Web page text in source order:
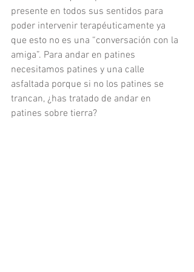
presente en todos sus sentidos para
poder intervenir terapéuticamente ya
que esto no es una “conversación con la
amiga”. Para andar en patines
necesitamos patines y una calle
asfaltada porque si no los patines se
trancan, ¿has tratado de andar en
patines sobre tierra?